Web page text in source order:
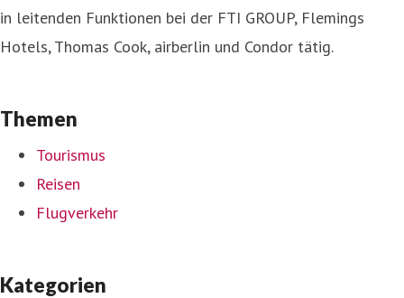
in leitenden Funktionen bei der FTI GROUP, Flemings
Hotels, Thomas Cook, airberlin und Condor tätig.
Themen
Tourismus
Reisen
Flugverkehr
Kategorien